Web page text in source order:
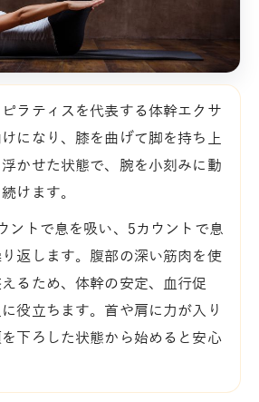
ラティスを代表する体幹エクサ
になり、膝を曲げて脚を持ち上
かせた状態で、腕を小刻みに動
けます。
ントで息を吸い、5カウントで息
返します。腹部の深い筋肉を使
るため、体幹の安定、血行促
役立ちます。首や肩に力が入り
下ろした状態から始めると安心